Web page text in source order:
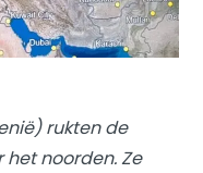
rukten de
noorden. Ze